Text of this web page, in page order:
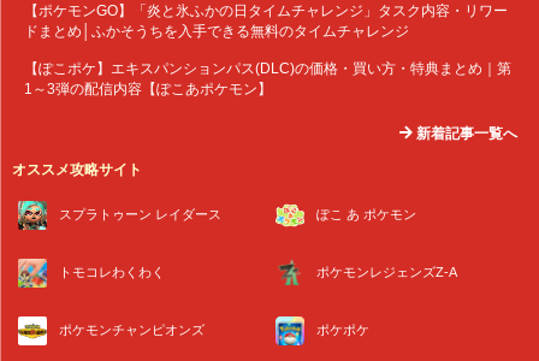
【ポケモンGO】「炎と氷ふかの日タイムチャレンジ」タスク内容・リワー
ドまとめ│ふかそうちを入手できる無料のタイムチャレンジ
【ぽこポケ】エキスパンションパス(DLC)の価格・買い方・特典まとめ｜第
1～3弾の配信内容【ぽこあポケモン】
新着記事一覧へ
オススメ攻略サイト
スプラトゥーン レイダース ぽこ あ ポケモン
トモコレわくわく ポケモンレジェンズZ-A
ポケモンチャンピオンズ ポケポケ